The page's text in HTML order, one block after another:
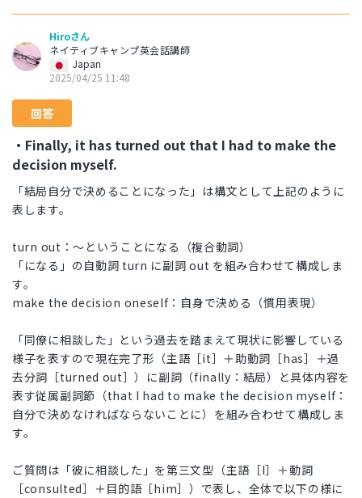
Hiroさん
ネイティブキャンプ英会話講師
Japan
2025/04/25 11:48
回答
・Finally, it has turned out that I had to make the
decision myself.
「結局自分で決めることになった」は構文として上記のように
表します。
turn out：～ということになる（複合動詞）
「になる」の自動詞 turn に副詞 out を組み合わせて構成しま
す。
make the decision oneself：自身で決める（慣用表現）
「同僚に相談した」という過去を踏まえて現状に影響している
様子を表すので現在完了形（主語［it］＋助動詞［has］＋過
去分詞［turned out］）に副詞（finally：結局）と具体内容を
表す従属副詞節（that I had to make the decision myself：
自分で決めなければならないことに）を組み合わせて構成しま
す。
ご質問は「彼に相談した」を第三文型（主語［I］＋動詞
［consulted］＋目的語［him］）で表し、全体で以下の様に